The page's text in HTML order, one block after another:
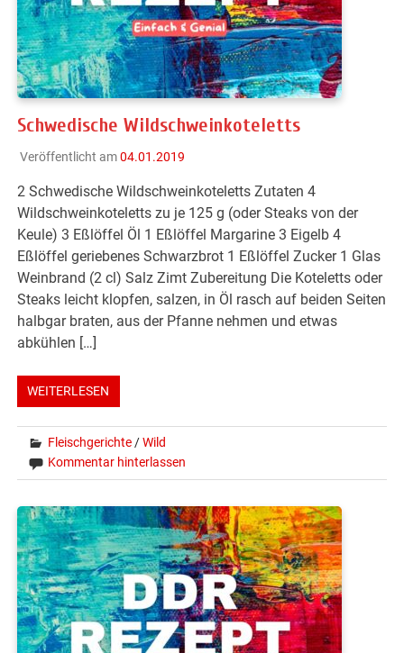
Schwedische Wildschweinkoteletts
Veröffentlicht am04.01.2019
2 Schwedische Wildschweinkoteletts Zutaten 4
Wildschweinkoteletts zu je 125 g (oder Steaks von der
Keule) 3 Eßlöffel Öl 1 Eßlöffel Margarine 3 Eigelb 4
Eßlöffel geriebenes Schwarzbrot 1 Eßlöffel Zucker 1 Glas
Weinbrand (2 cl) Salz Zimt Zubereitung Die Koteletts oder
Steaks leicht klopfen, salzen, in Öl rasch auf beiden Seiten
halbgar braten, aus der Pfanne nehmen und etwas
abkühlen […]
WEITERLESEN
Fleischgerichte /Wild
Kommentar hinterlassen